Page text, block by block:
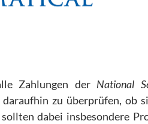
Zahlungen der National
zu überprüfen, ob
sollten dabei insbesondere